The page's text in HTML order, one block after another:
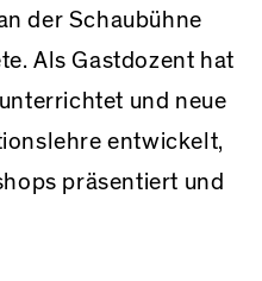
der Schaubühne
Als Gastdozent hat
und neue
entwickelt,
präsentiert und